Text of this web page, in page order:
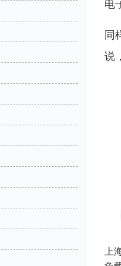
电
同
说
上